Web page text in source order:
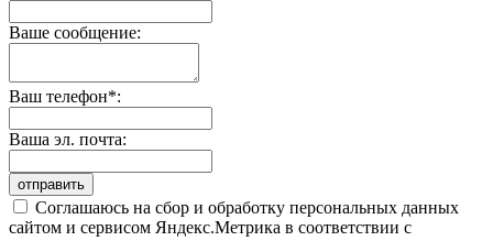
Ваше сообщение:
Ваш телефон*:
Ваша эл. почта:
отправить
Соглашаюсь на сбор и обработку персональных данных
сайтом и сервисом Яндекс.Метрика в соответствии с